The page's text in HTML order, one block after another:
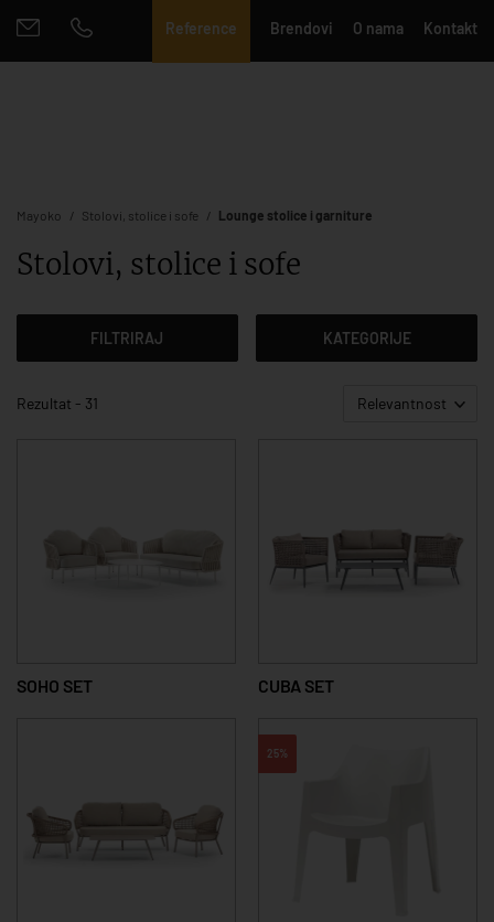
Reference Brendovi O nama Kontakt
Mayoko Stolovi, stolice i sofe Lounge stolice i garniture
Stolovi, stolice i sofe
FILTRIRAJ KATEGORIJE
Rezultat - 31 Relevantnost
SOHO SET CUBA SET
25%